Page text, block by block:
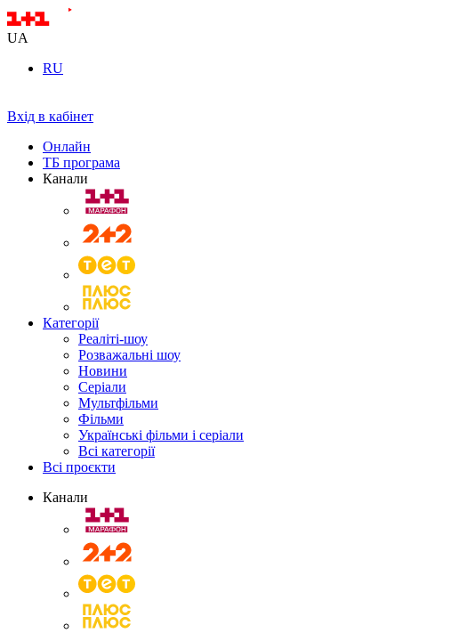
UA
RU
Вхід в кабінет
Онлайн
ТБ програма
Канали
Категорії
Реаліті-шоу
Розважальні шоу
Новини
Серіали
Мультфільми
Фільми
Українські фільми і серіали
Всі категорії
Всі проєкти
Канали